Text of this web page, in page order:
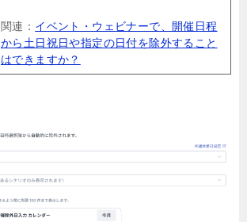
関連： イベント・ウェビナーで、開催日程
から土日祝日や指定の日付を除外すること
はできますか？